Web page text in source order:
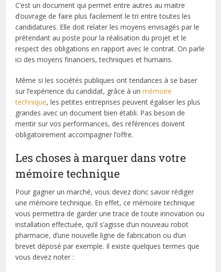
C’est un document qui permet entre autres au maitre
d’ouvrage de faire plus facilement le tri entre toutes les
candidatures. Elle doit relater les moyens envisagés par le
prétendant au poste pour la réalisation du projet et le
respect des obligations en rapport avec le contrat. On parle
ici des moyens financiers, techniques et humains.
Même si les sociétés publiques ont tendances à se baser
sur l’expérience du candidat, grâce à unmémoire
technique, les petites entreprises peuvent égaliser les plus
grandes avec un document bien établi. Pas besoin de
mentir sur vos performances, des références doivent
obligatoirement accompagner l’offre.
Les choses à marquer dans votre
mémoire technique
Pour gagner un marché, vous devez donc savoir rédiger
une mémoire technique. En effet, ce mémoire technique
vous permettra de garder une trace de toute innovation ou
installation effectuée, qu’il s’agisse d’un nouveau robot
pharmacie, d’une nouvelle ligne de fabrication ou d’un
brevet déposé par exemple. Il existe quelques termes que
vous devez noter :